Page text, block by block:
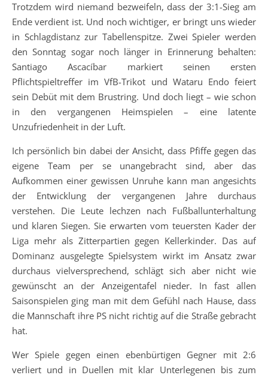
Trotzdem wird niemand bezweifeln, dass der 3:1-Sieg am
Ende verdient ist. Und noch wichtiger, er bringt uns wieder
in Schlagdistanz zur Tabellenspitze. Zwei Spieler werden
den Sonntag sogar noch länger in Erinnerung behalten:
Santiago Ascacíbar markiert seinen ersten
Pflichtspieltreffer im VfB-Trikot und Wataru Endo feiert
sein Debüt mit dem Brustring. Und doch liegt – wie schon
in den vergangenen Heimspielen – eine latente
Unzufriedenheit in der Luft.
Ich persönlich bin dabei der Ansicht, dass Pfiffe gegen das
eigene Team per se unangebracht sind, aber das
Aufkommen einer gewissen Unruhe kann man angesichts
der Entwicklung der vergangenen Jahre durchaus
verstehen. Die Leute lechzen nach Fußballunterhaltung
und klaren Siegen. Sie erwarten vom teuersten Kader der
Liga mehr als Zitterpartien gegen Kellerkinder. Das auf
Dominanz ausgelegte Spielsystem wirkt im Ansatz zwar
durchaus vielversprechend, schlägt sich aber nicht wie
gewünscht an der Anzeigentafel nieder. In fast allen
Saisonspielen ging man mit dem Gefühl nach Hause, dass
die Mannschaft ihre PS nicht richtig auf die Straße gebracht
hat.
Wer Spiele gegen einen ebenbürtigen Gegner mit 2:6
verliert und in Duellen mit klar Unterlegenen bis zum